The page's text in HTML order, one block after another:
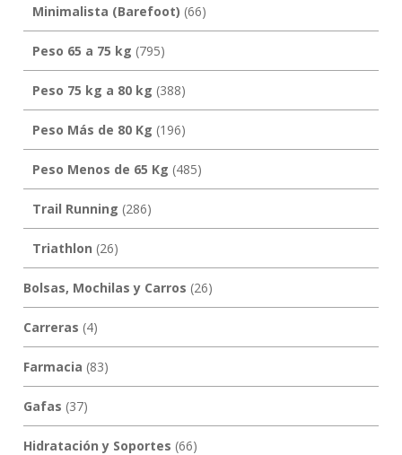
Minimalista (Barefoot) (66)
Peso 65 a 75 kg (795)
Peso 75 kg a 80 kg (388)
Peso Más de 80 Kg (196)
Peso Menos de 65 Kg (485)
Trail Running (286)
Triathlon (26)
Bolsas, Mochilas y Carros (26)
Carreras (4)
Farmacia (83)
Gafas (37)
Hidratación y Soportes (66)